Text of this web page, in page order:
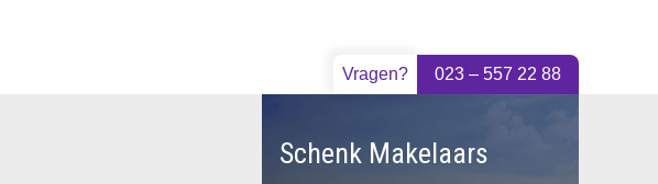
Vragen? 023 – 557 22 88
Schenk Makelaars